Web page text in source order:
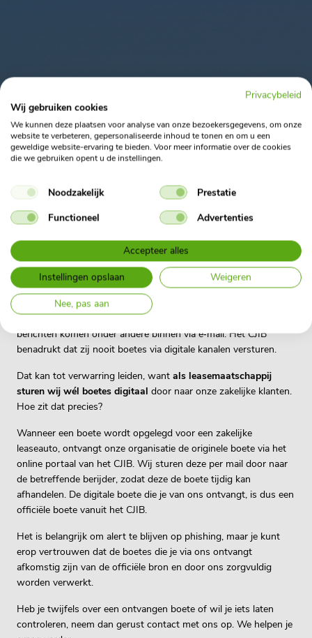
Home
Nieuwsoverzicht
Verwarring rondom nep boetes: bij ons zijn ze wél digitaal
Verwarring rondom nep
boetes: bij ons zijn ze wél
digitaal
De afgelopen dagen is in het nieuws verschenen dat er
nepboetes worden verstuurd namens het CJIB. Deze valse
berichten komen onder andere binnen via e‑mail. Het CJIB
benadrukt dat zij nooit boetes via digitale kanalen versturen.
Dat kan tot verwarring leiden, want als leasemaatschappij
sturen wij wél boetes digitaal door naar onze zakelijke klanten.
Hoe zit dat precies?
Wanneer een boete wordt opgelegd voor een zakelijke
leaseauto, ontvangt onze organisatie de originele boete via het
online portaal van het CJIB. Wij sturen deze per mail door naar
de betreffende berijder, zodat deze de boete tijdig kan
afhandelen. De digitale boete die je van ons ontvangt, is dus een
officiële boete vanuit het CJIB.
Het is belangrijk om alert te blijven op phishing, maar je kunt
erop vertrouwen dat de boetes die je via ons ontvangt
afkomstig zijn van de officiële bron en door ons zorgvuldig
worden verwerkt.
Heb je twijfels over een ontvangen boete of wil je iets laten
controleren, neem dan gerust contact met ons op. We helpen je
Privacybeleid
Wij gebruiken cookies
We kunnen deze plaatsen voor analyse van onze bezoekersgegevens, om onze
website te verbeteren, gepersonaliseerde inhoud te tonen en om u een
geweldige website-ervaring te bieden. Voor meer informatie over de cookies
die we gebruiken opent u de instellingen.
Noodzakelijk
Prestatie
Functioneel
Advertenties
Accepteer alles
Instellingen opslaan
Weigeren
Nee, pas aan